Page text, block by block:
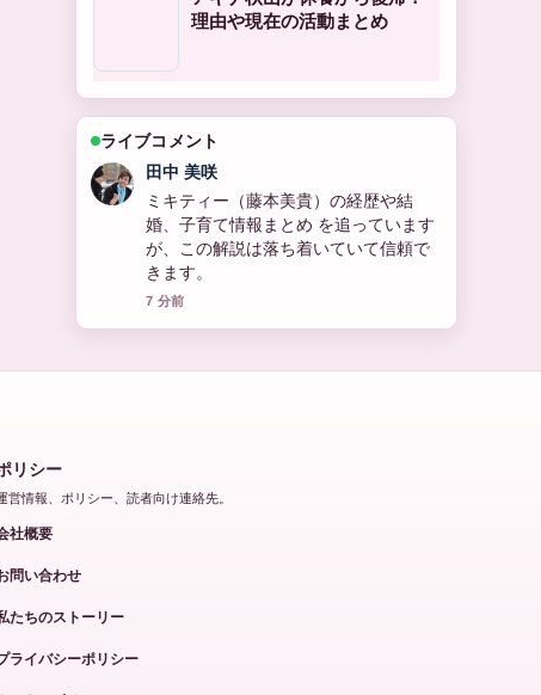
理由や現在の活動まとめ
ライブコメント
中村 悠斗
石黒賢のプロフィールと家族構成、現
在の活動まとめ の背景説明が助かりま
す。ライブ更新を続けてください。
9 分前
運営情報、ポリシー、読者向け連絡先。